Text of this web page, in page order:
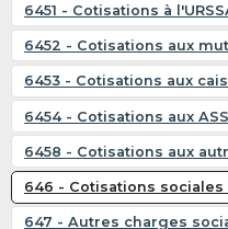
6451 - Cotisations à
6452 - Cotisations aux
6453 - Cotisations aux
6454 - Cotisations aux
6458 - Cotisations aux
646 - Cotisations
647 - Autres charges